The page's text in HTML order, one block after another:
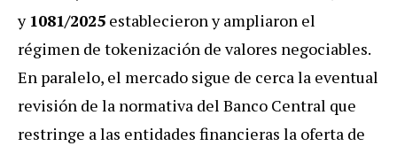
y 1081/2025 establecieron y ampliaron el
régimen de tokenización de valores negociables.
En paralelo, el mercado sigue de cerca la eventual
revisión de la normativa del Banco Central que
restringe a las entidades financieras la oferta de